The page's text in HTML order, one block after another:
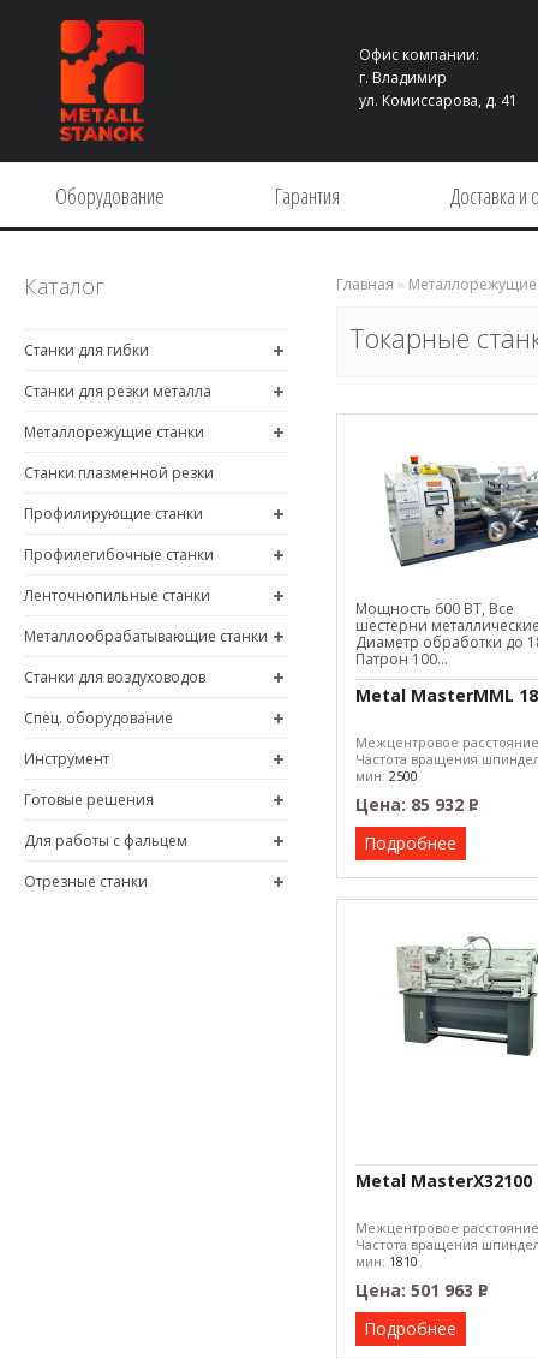
Офис компании:
г. Владимир
ул. Комиссарова, д. 41
Оборудование Гарантия Доставка и
Каталог
Станки для гибки
Станки для резки металла
Металлорежущие станки
Станки плазменной резки
Профилирующие станки
Профилегибочные станки
Ленточнопильные станки
Металлообрабатывающие станки
Станки для воздуховодов
Спец. оборудование
Инструмент
Готовые решения
Для работы с фальцем
Отрезные станки
Главная » Металлорежущие
Токарные
Мощность 600 ВТ, Все
шестерни
Диаметр обработки до
Патрон 100...
Metal MasterMML
Межцентровое
Частота вращения
мин: 2500
Цена: 85 932 Р
–
Подробнее
Metal MasterX32100
Межцентровое
Частота вращения
мин: 1810
Цена: 501 963 Р
–
Подробнее